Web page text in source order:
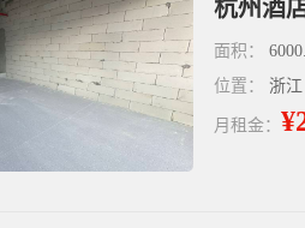
面积：
位置： 浙
月租金：